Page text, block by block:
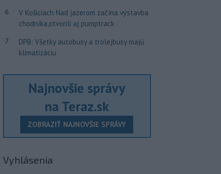
6
V Košiciach Nad jazerom začína výstavba
chodníka,otvorili aj pumptrack
7
DPB: Všetky autobusy a trolejbusy majú
klimatizáciu
Najnovšie správy
na Teraz.sk
ZOBRAZIŤ NAJNOVŠIE SPRÁVY
Vyhlásenia